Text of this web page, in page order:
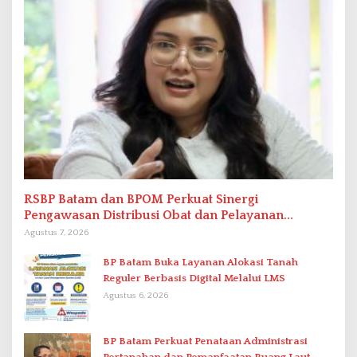
RSBP Batam dan BPOM Perkuat Sinergi
Pengawasan Distribusi Obat dan Pelayanan
Kefarmasian
Agustus 7, 2026
BP Batam Buka Layanan Alokasi Tanah
Reguler Berbasis Digital Melalui LMS
Agustus 6, 2026
BP Batam Perkuat Penataan Administrasi